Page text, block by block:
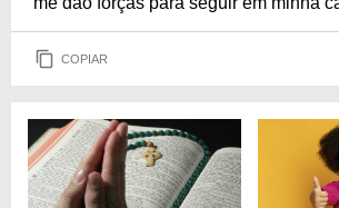
COPIAR